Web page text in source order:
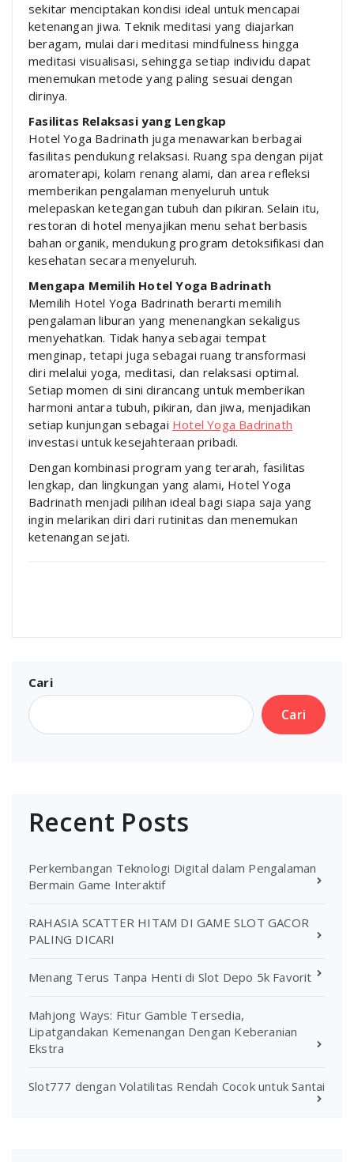
sekitar menciptakan kondisi ideal untuk mencapai
ketenangan jiwa. Teknik meditasi yang diajarkan
beragam, mulai dari meditasi mindfulness hingga
meditasi visualisasi, sehingga setiap individu dapat
menemukan metode yang paling sesuai dengan
dirinya.
Fasilitas Relaksasi yang Lengkap
Hotel Yoga Badrinath juga menawarkan berbagai
fasilitas pendukung relaksasi. Ruang spa dengan pijat
aromaterapi, kolam renang alami, dan area refleksi
memberikan pengalaman menyeluruh untuk
melepaskan ketegangan tubuh dan pikiran. Selain itu,
restoran di hotel menyajikan menu sehat berbasis
bahan organik, mendukung program detoksifikasi dan
kesehatan secara menyeluruh.
Mengapa Memilih Hotel Yoga Badrinath
Memilih Hotel Yoga Badrinath berarti memilih
pengalaman liburan yang menenangkan sekaligus
menyehatkan. Tidak hanya sebagai tempat
menginap, tetapi juga sebagai ruang transformasi
diri melalui yoga, meditasi, dan relaksasi optimal.
Setiap momen di sini dirancang untuk memberikan
harmoni antara tubuh, pikiran, dan jiwa, menjadikan
setiap kunjungan sebagai Hotel Yoga Badrinath
investasi untuk kesejahteraan pribadi.
Dengan kombinasi program yang terarah, fasilitas
lengkap, dan lingkungan yang alami, Hotel Yoga
Badrinath menjadi pilihan ideal bagi siapa saja yang
ingin melarikan diri dari rutinitas dan menemukan
ketenangan sejati.
Cari
Cari
Recent Posts
Perkembangan Teknologi Digital dalam Pengalaman
Bermain Game Interaktif
RAHASIA SCATTER HITAM DI GAME SLOT GACOR
PALING DICARI
Menang Terus Tanpa Henti di Slot Depo 5k Favorit
Mahjong Ways: Fitur Gamble Tersedia,
Lipatgandakan Kemenangan Dengan Keberanian
Ekstra
Slot777 dengan Volatilitas Rendah Cocok untuk Santai